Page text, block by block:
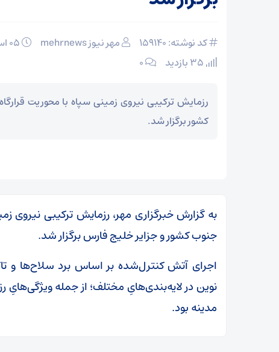
کد نوشته: 159140 مهر نیوز mehrnews
۰
رزمایش ترکیبی نیروی زمینی سپاه با محوریت
کشور برگزار شد.
به گزارش خبرگزاری مهر، رزمایش ترکیبی نیروی
جنوب کشور و جزایر خلیج فارس برگزار شد.
اجرای آتش کنترل‌شده بر اساس برد سلاح‌ها و
نوین در لایه‌بندی‌هایِ مختلف؛ از جمله ویژگی‌هایِ
مدینه بود.